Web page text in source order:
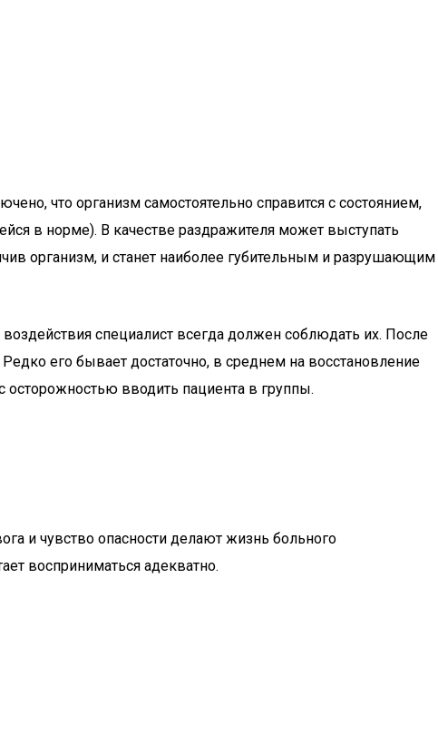
что организм самостоятельно справится с состоянием,
в норме). В качестве раздражителя может выступать
организм, и станет наиболее губительным и разрушающим
специалист всегда должен соблюдать их. После
его бывает достаточно, в среднем на восстановление
осторожностью вводить пациента в группы.
и чувство опасности делают жизнь больного
восприниматься адекватно.